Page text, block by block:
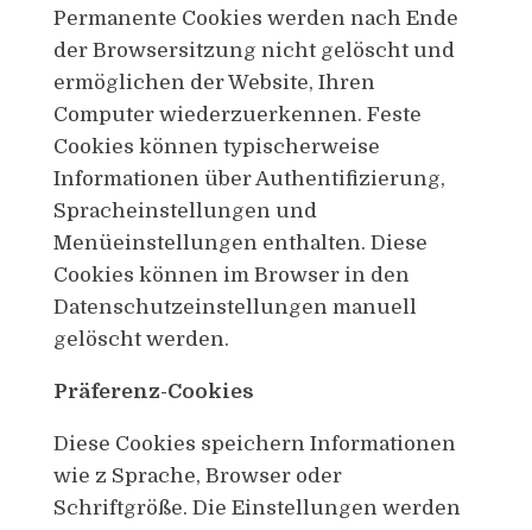
Permanente Cookies werden nach Ende
der Browsersitzung nicht gelöscht und
ermöglichen der Website, Ihren
Computer wiederzuerkennen. Feste
Cookies können typischerweise
Informationen über Authentifizierung,
Spracheinstellungen und
Menüeinstellungen enthalten. Diese
Cookies können im Browser in den
Datenschutzeinstellungen manuell
gelöscht werden.
Präferenz-Cookies
Diese Cookies speichern Informationen
wie z Sprache, Browser oder
Schriftgröße. Die Einstellungen werden